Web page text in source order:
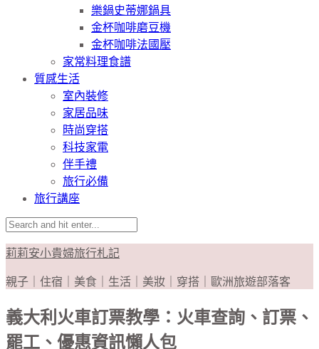
樂鍋史蒂娜鍋具
金杯咖啡磨豆機
金杯咖啡法國壓
家常料理食譜
質感生活
室內裝修
家居品味
時尚穿搭
科技家電
伴手禮
旅行必備
旅行講座
莉莉安小貴婦旅行札記
親子｜住宿｜美食｜生活｜美妝｜穿搭｜歐洲旅遊部落客
義大利火車訂票教學：火車查詢、訂票、
罷工、優惠資訊懶人包